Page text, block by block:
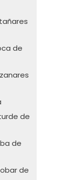
de
de
de
de